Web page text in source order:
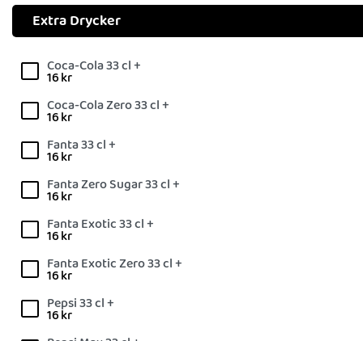
Extra Drycker
Coca-Cola 33 cl +
16kr
Coca-Cola Zero 33 cl +
16kr
Fanta 33 cl +
16kr
Fanta Zero Sugar 33 cl +
16kr
Fanta Exotic 33 cl +
16kr
Fanta Exotic Zero 33 cl +
16kr
Pepsi 33 cl +
16kr